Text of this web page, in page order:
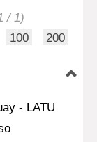
/ 1)
100 200
- LATU